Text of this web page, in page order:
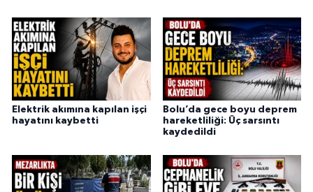
Elektrik akımına kapılan işçi
hayatını kaybetti
Bolu’da gece boyu deprem
hareketliliği: Üç sarsıntı
kaydedildi